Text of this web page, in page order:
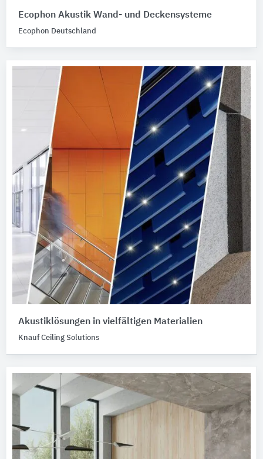
Ecophon Akustik Wand- und Deckensysteme
Ecophon Deutschland
Akustiklösungen in vielfältigen Materialien
Knauf Ceiling Solutions